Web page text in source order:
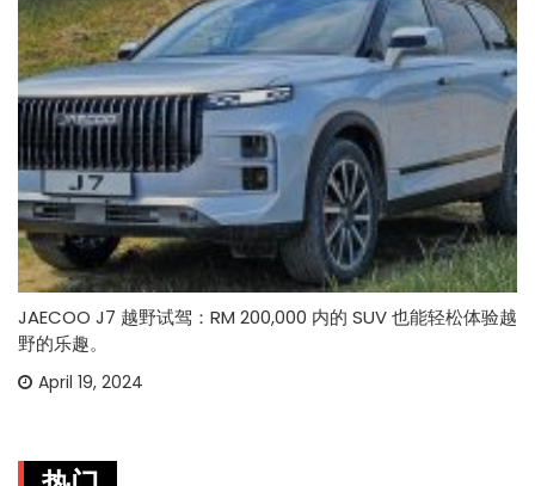
JAECOO J7 越野试驾：RM 200,000 内的 SUV 也能轻松体验越
野的乐趣。
April 19, 2024